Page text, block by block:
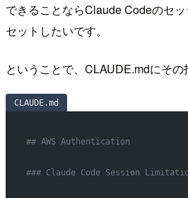
できることならClaude Codeのセ
セットしたいです。
ということで、CLAUDE.mdにその
CLAUDE.md
## AWS Authentication
### Claude Code Session